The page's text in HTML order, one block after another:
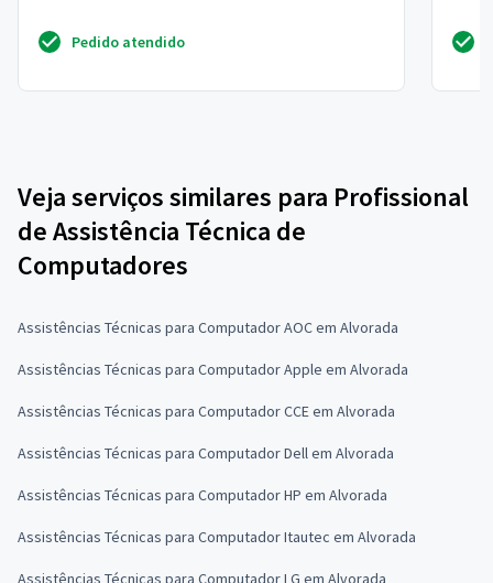
Pedido atendido
Veja serviços similares para Profissional
de Assistência Técnica de
Computadores
Assistências Técnicas para Computador AOC em Alvorada
Assistências Técnicas para Computador Apple em Alvorada
Assistências Técnicas para Computador CCE em Alvorada
Assistências Técnicas para Computador Dell em Alvorada
Assistências Técnicas para Computador HP em Alvorada
Assistências Técnicas para Computador Itautec em Alvorada
Assistências Técnicas para Computador LG em Alvorada